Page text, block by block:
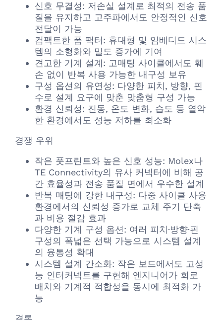
신호 무결성: 저손실 설계로 최적의 전송 품
질을 유지하고 고주파에서도 안정적인 신호
전달이 가능
컴팩트한 폼 팩터: 휴대형 및 임베디드 시스
템의 소형화와 밀도 증가에 기여
견고한 기계 설계: 고매팅 사이클에서도 훼
손 없이 반복 사용 가능한 내구성 보유
구성 옵션의 유연성: 다양한 피치, 방향, 핀
수로 설계 요구에 맞춘 맞춤형 구성 가능
환경 신뢰성: 진동, 온도 변화, 습도 등 열악
한 환경에서도 성능 저하를 최소화
경쟁 우위
작은 풋프린트와 높은 신호 성능: Molex나
TE Connectivity의 유사 커넥터에 비해 공
간 효율성과 전송 품질 면에서 우수한 설계
반복 매팅에 강한 내구성: 다중 사이클 사용
환경에서의 신뢰성 증가로 교체 주기 단축
과 비용 절감 효과
다양한 기계 구성 옵션: 여러 피치·방향·핀
구성의 폭넓은 선택 가능으로 시스템 설계
의 융통성 확대
시스템 설계 간소화: 작은 보드에서도 고성
능 인터커넥트를 구현해 엔지니어가 회로
배치와 기계적 적합성을 동시에 최적화 가
능